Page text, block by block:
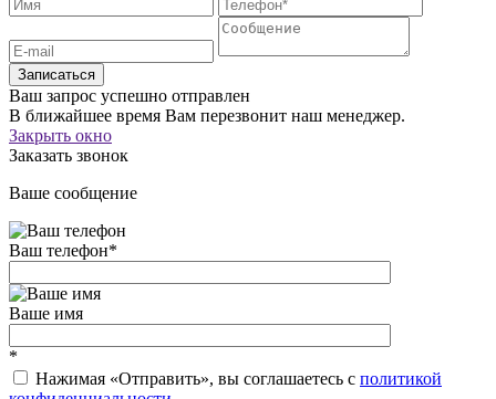
Записаться
Ваш запрос успешно отправлен
В ближайшее время Вам перезвонит наш менеджер.
Закрыть окно
Заказать звонок
Ваше сообщение
Ваш телефон*
Ваше имя
*
Нажимая «Отправить», вы соглашаетесь c политикой